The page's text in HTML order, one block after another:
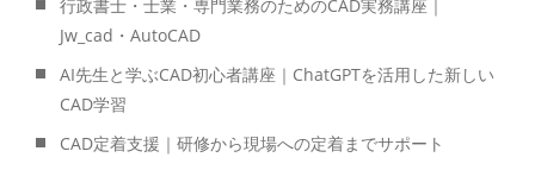
行政書士・士業・専門業務のためのCAD実務講座｜
Jw_cad・AutoCAD
AI先生と学ぶCAD初心者講座｜ChatGPTを活用した新しい
CAD学習
CAD定着支援｜研修から現場への定着までサポート